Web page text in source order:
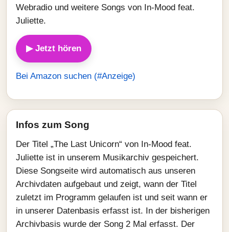
Webradio und weitere Songs von In-Mood feat.
Juliette.
▶ Jetzt hören
Bei Amazon suchen (#Anzeige)
Infos zum Song
Der Titel „The Last Unicorn“ von In-Mood feat.
Juliette ist in unserem Musikarchiv gespeichert.
Diese Songseite wird automatisch aus unseren
Archivdaten aufgebaut und zeigt, wann der Titel
zuletzt im Programm gelaufen ist und seit wann er
in unserer Datenbasis erfasst ist. In der bisherigen
Archivbasis wurde der Song 2 Mal erfasst. Der